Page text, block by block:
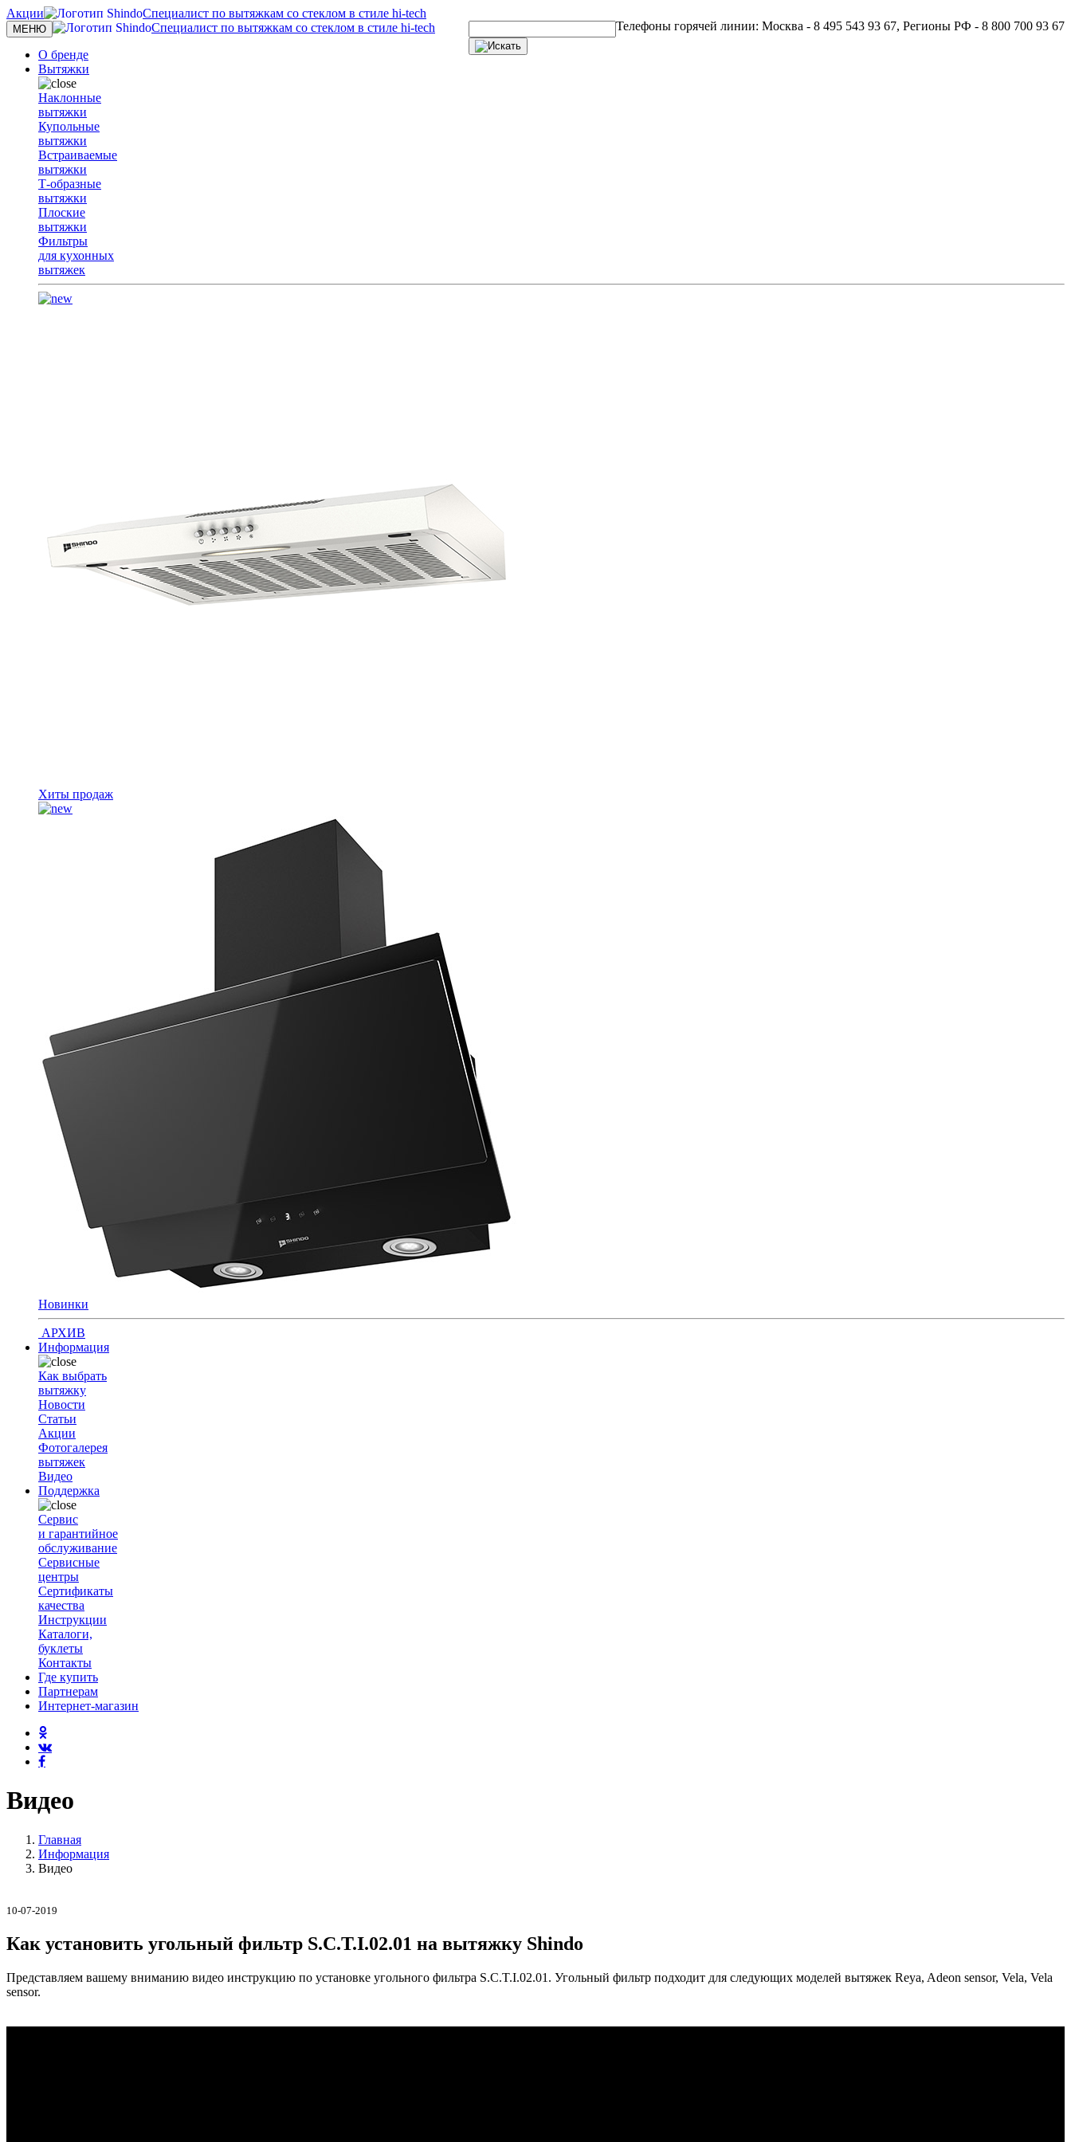
Акции
Телефоны горячей линии: Москва - 8 495 543 93 67, Регионы РФ - 8 800 700 93 67
Специалист по вытяжкам со стеклом в стиле hi-tech
Toggle
navigation
МЕНЮ
Специалист по вытяжкам со стеклом в стиле hi-tech
О бренде
Вытяжки
Наклонные
вытяжки
Купольные
вытяжки
Встраиваемые
вытяжки
Т-образные
вытяжки
Плоские
вытяжки
Фильтры
для кухонных
вытяжек
Хиты продаж
Новинки
АРХИВ
Информация
Как выбрать
вытяжку
Новости
Статьи
Акции
Фотогалерея
вытяжек
Видео
Поддержка
Сервис
и гарантийное
обслуживание
Сервисные
центры
Сертификаты
качества
Инструкции
Каталоги,
буклеты
Контакты
Где купить
Партнерам
Интернет-магазин
Видео
Главная
Информация
Видео
10-07-2019
Как установить угольный фильтр S.C.T.I.02.01 на вытяжку Shindo
Представляем вашему вниманию видео инструкцию по установке угольного фильтра S.C.T.I.02.01. Угольный фильтр подходит для следующих моделей вытяжек Reya, Adeon sensor, Vela, Vela
sensor.